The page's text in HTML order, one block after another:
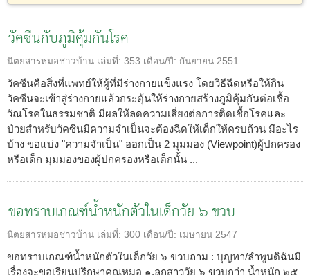
วัคซีนกับภูมิคุ้มกันโรค
นิตยสารหมอชาวบ้าน เล่มที่: 353 เดือน/ปี: กันยายน 2551
วัคซีนคือสิ่งที่แพทย์ให้ผู้ที่มีร่างกายแข็งแรง โดยวิธีฉีดหรือให้กิน
วัคซีนจะเข้าสู่ร่างกายแล้วกระตุ้นให้ร่างกายสร้างภูมิคุ้มกันต่อเชื้อ
วัณโรคในธรรมชาติ มีผลให้ลดความเสี่ยงต่อการติดเชื้อโรคและ
ป่วยสำหรับวัคซีนมีความจำเป็นจะต้องฉีดให้เด็กให้ครบถ้วน มีอะไร
บ้าง ขอแบ่ง "ความจำเป็น" ออกเป็น 2 มุมมอง (Viewpoint)ผู้ปกครอง
หรือเด็ก มุมมองของผู้ปกครองหรือเด็กนั้น ...
ขอทราบเกณฑ์น้ำหนักตัวในเด็กวัย ๖ ขวบ
นิตยสารหมอชาวบ้าน เล่มที่: 300 เดือน/ปี: เมษายน 2547
ขอทราบเกณฑ์น้ำหนักตัวในเด็กวัย ๖ ขวบถาม : บุญทา/ลำพูนดิฉันมี
เรื่องจะขอเรียนปรึกษาคุณหมอ ๑.ลูกสาววัย ๖ ขวบกว่า น้ำหนัก ๒๕